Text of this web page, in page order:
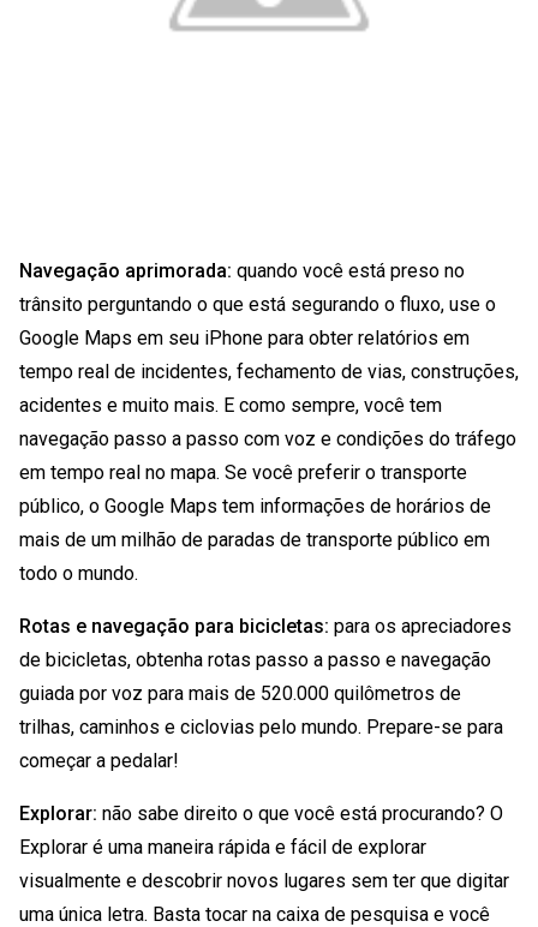
Navegação aprimorada: quando você está preso no
trânsito perguntando o que está segurando o fluxo, use o
Google Maps em seu iPhone para obter relatórios em
tempo real de incidentes, fechamento de vias, construções,
acidentes e muito mais. E como sempre, você tem
navegação passo a passo com voz e condições do tráfego
em tempo real no mapa. Se você preferir o transporte
público, o Google Maps tem informações de horários de
mais de um milhão de paradas de transporte público em
todo o mundo.
Rotas e navegação para bicicletas: para os apreciadores
de bicicletas, obtenha rotas passo a passo e navegação
guiada por voz para mais de 520.000 quilômetros de
trilhas, caminhos e ciclovias pelo mundo. Prepare-se para
começar a pedalar!
Explorar: não sabe direito o que você está procurando? O
Explorar é uma maneira rápida e fácil de explorar
visualmente e descobrir novos lugares sem ter que digitar
uma única letra. Basta tocar na caixa de pesquisa e você